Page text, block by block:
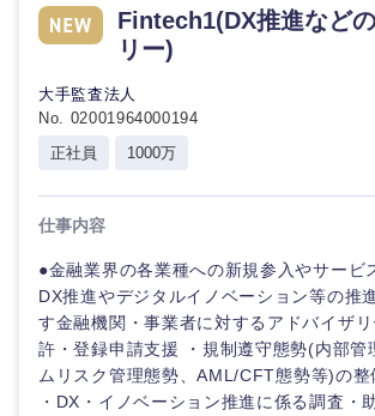
選択する
選択する
選択する
選択する
Fintech1(DX推進など
リー)
大手監査法人
No. 02001964000194
正社員
1000万
仕事内容
●金融業界の各業種への新規参入やサービ
DX推進やデジタルイノベーション等の推
す金融機関・事業者に対するアドバイザ
許・登録申請支援 ・規制遵守態勢(内部管
ムリスク管理態勢、AML/CFT態勢等)の
・DX・イノベーション推進に係る調査・